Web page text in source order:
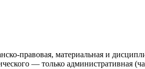
правовая, материальная и
— только административная